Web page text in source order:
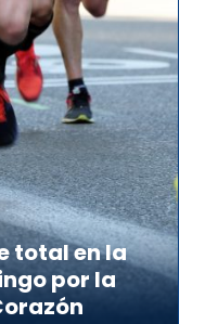
total en la
por la